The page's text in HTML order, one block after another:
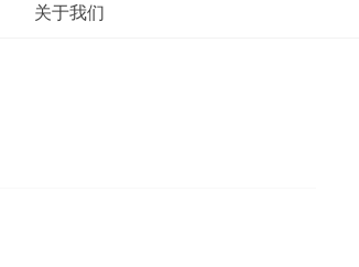
关于我们